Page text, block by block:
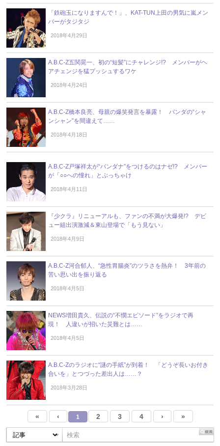
「鉄砲玉になりますんで！」、KAT-TUN上田の男気に嵐メン
バーがタジタジ
2018年4月29日
A.B.C-Z五関晃一、初の“短髪”にチャレンジ!? メンバーがヘ
アチェンジを猛プッシュするワケ
2018年4月24日
A.B.C-Z橋本良亮、母親の爆笑発言を暴露！ パンダの“シャ
ンシャン”を間違えて……
2018年4月18日
A.B.C-Z戸塚祥太が“バンダナ”をつけるのはナゼ!? メンバー
が「○○への憧れ」とぶっちゃけ
2018年4月11日
『少クラ』リニューアルも、ファンの不満が大爆発!? デビ
ュー組出演激減＆東山登場で「もう見ない」
2018年4月9日
A.B.C-Z河合郁人、“急性胃腸炎”のツラさを熱弁！ 3年前の
苦い思い出を振り返る
2018年4月5日
NEWS増田貴久、伝説の“不憫エピソード”をラジオで再
現！ 人違いが招いた災難とは……
2018年4月5日
A.B.C-Zのラジオに“謎の手紙”が到着！ 「どうぞ長いお付き
合いを」とつづった差出人は……？
2018年3月28日
« ‹ 1 2 3 4 › »